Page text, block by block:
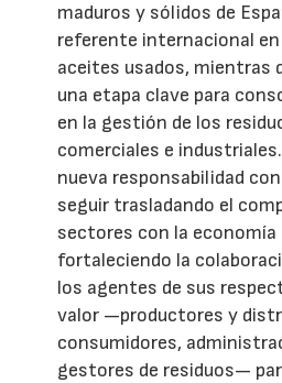
maduros y sólidos de
referente internacional
aceites usados, mientras
una etapa clave para
en la gestión de los
comerciales e
nueva responsabilidad
seguir trasladando el
sectores con la economía
fortaleciendo la
los agentes de sus
valor —productores y
consumidores,
gestores de residuos—